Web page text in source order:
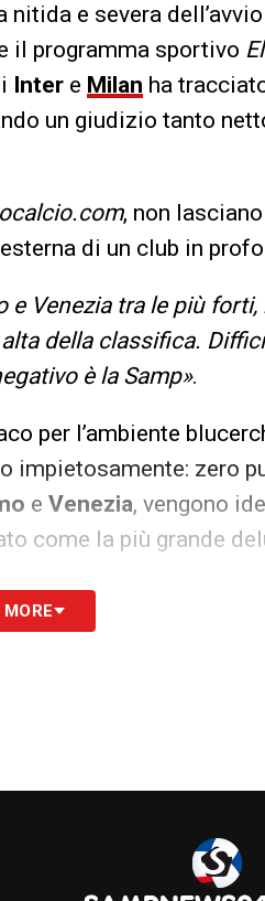
nitida e severa
il programma sportivo
Inter e Milan ha
un giudizio tanto
, non
di un club in
e Venezia tra le più
della classifica.
è la Samp».
per l’ambiente
impietosamente: zero
e Venezia, vengono
come la più grande
per una piazza storica